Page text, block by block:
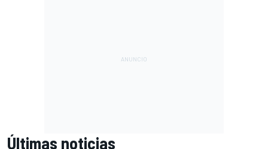
Últimas noticias